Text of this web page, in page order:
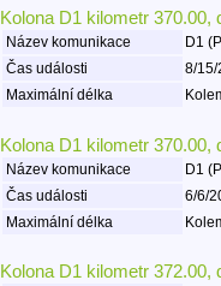
Kolona D1 kilometr 370.00,
Název komunikace D1
Čas události
8/15/
Maximální délka
Kolona D1 kilometr 370.00,
Název komunikace D1
Čas události
6/6/
Maximální délka
Kolona D1 kilometr 372.00,